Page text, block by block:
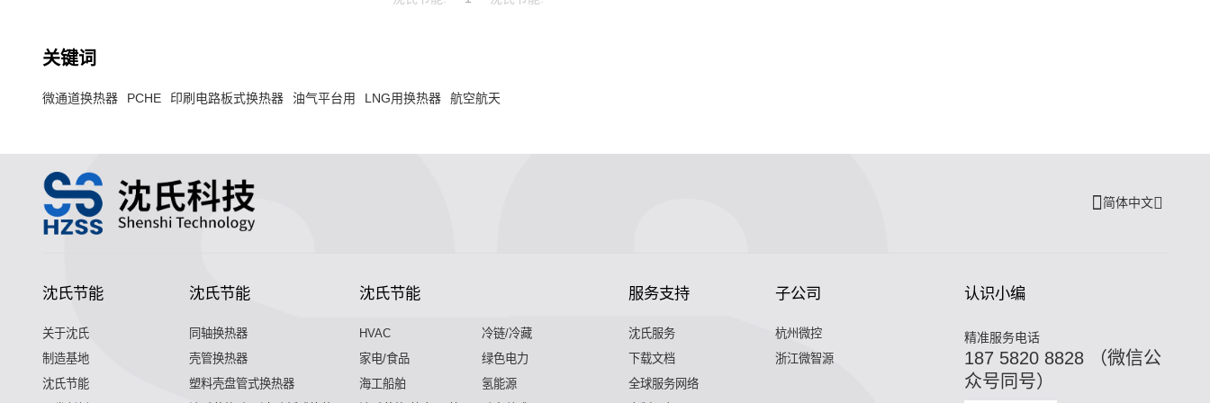
关键词
微通道换热器 PCHE 印刷电路板式换热器 油气平台用 LNG用换热器 航空航天
简体中文
沈氏节能
关于沈氏
制造基地
沈氏节能
沈氏节能
同轴换热器
壳管换热器
塑料壳盘管式换热器
沈氏节能
HVAC
冷链/冷藏
家电/食品
绿色电力
海工船舶
氢能源
服务支持
沈氏服务
下载文档
全球服务网络
子公司
杭州微控
浙江微智源
认识小编
精准服务电话
187 5820 8828 （微信公
众号同号）